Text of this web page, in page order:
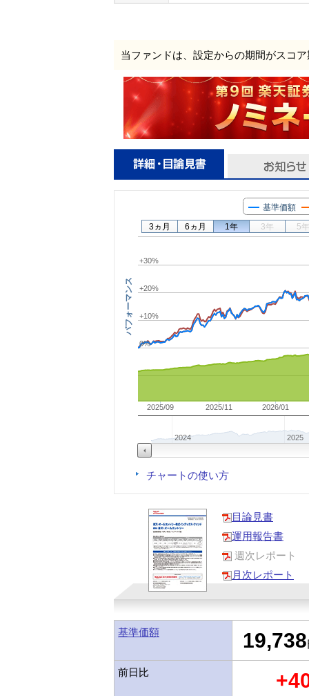
当ファンドは、設定からの期間がスコ
パフォーマンス
基準価額
2025/09 2025/11 2026/01
2024 2025
0%
+10%
+20%
+30%
3ヵ月 6ヵ月 1年 3年 5年
チャートの使い方
目論見書
運用報告書
週次レポート
月次レポート
基準価額 19,738
前日比